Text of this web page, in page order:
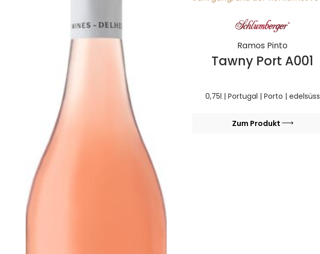
Ramos Pinto
Tawny Port A001
0,75l | Portugal | Porto | edelsüss
Zum Produkt